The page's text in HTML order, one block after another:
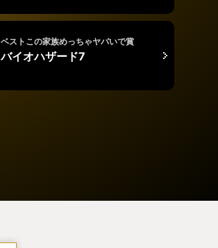
ベストこの家族めっちゃヤバいで賞
バイオハザード7